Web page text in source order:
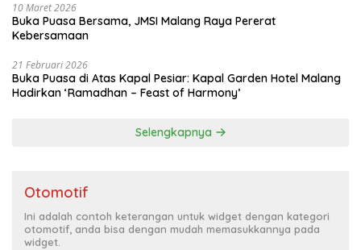
10 Maret 2026
Buka Puasa Bersama, JMSI Malang Raya Pererat
Kebersamaan
21 Februari 2026
Buka Puasa di Atas Kapal Pesiar: Kapal Garden Hotel Malang
Hadirkan ‘Ramadhan – Feast of Harmony’
Selengkapnya
Otomotif
Ini adalah contoh keterangan untuk widget dengan kategori
otomotif, anda bisa dengan mudah memasukkannya pada
widget.